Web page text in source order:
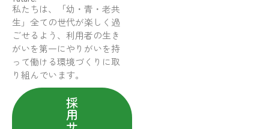
私たちは、「幼・青・老共
生」全ての世代が楽しく過
ごせるよう、利用者の生き
がいを第一にやりがいを持
って働ける環境づくりに取
り組んでいます。
採
用